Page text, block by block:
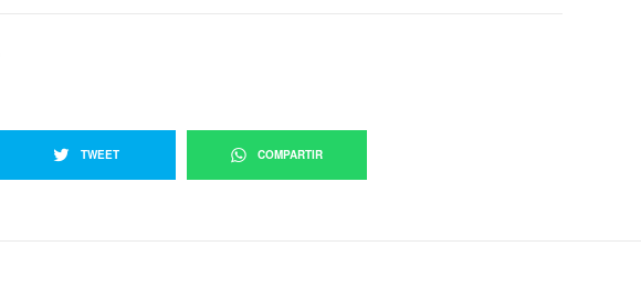
TWEET COMPARTIR